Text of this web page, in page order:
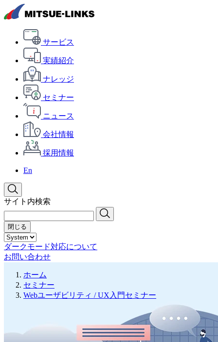
サービス
実績紹介
ナレッジ
セミナー
ニュース
会社情報
採用情報
En
サイト内検索
閉じる
ダークモード対応について
お問い合わせ
ホーム
セミナー
Webユーザビリティ / UX入門セミナー